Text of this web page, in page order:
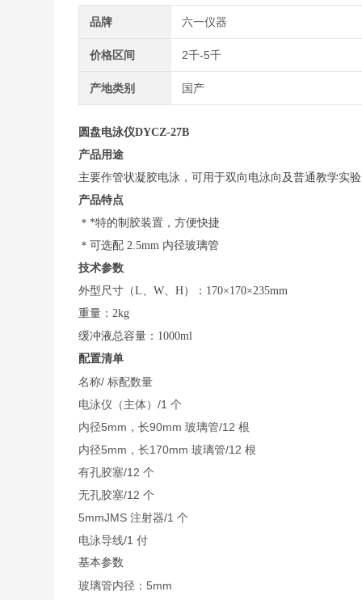
品牌 六一仪器
价格区间 2千-5千
产地类别 国产
圆盘电泳仪DYCZ-27B
产品用途
主要作管状凝胶电泳，可用于双向电泳向及普通教学实验
产品特点
＊*特的制胶装置，方便快捷
＊可选配 2.5mm 内径玻璃管
技术参数
外型尺寸（L、W、H）：170×170×235mm
重量：2kg
缓冲液总容量：1000ml
配置清单
名称/ 标配数量
电泳仪（主体）/1 个
内径5mm，长90mm 玻璃管/12 根
内径5mm，长170mm 玻璃管/12 根
有孔胶塞/12 个
无孔胶塞/12 个
5mmJMS 注射器/1 个
电泳导线/1 付
基本参数
玻璃管内径：5mm